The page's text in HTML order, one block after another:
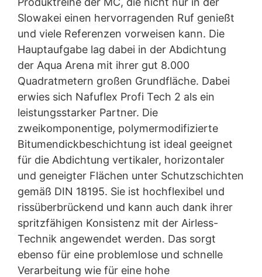
Slowakei einen hervorragenden Ruf genießt
und viele Referenzen vorweisen kann. Die
Hauptaufgabe lag dabei in der Abdichtung
der Aqua Arena mit ihrer gut 8.000
Quadratmetern großen Grundfläche. Dabei
erwies sich Nafuflex Profi Tech 2 als ein
leistungsstarker Partner. Die
zweikomponentige, polymermodifizierte
Bitumendickbeschichtung ist ideal geeignet
für die Abdichtung vertikaler, horizontaler
und geneigter Flächen unter Schutzschichten
gemäß DIN 18195. Sie ist hochflexibel und
rissüberbrückend und kann auch dank ihrer
spritzfähigen Konsistenz mit der Airless-
Technik angewendet werden. Das sorgt
ebenso für eine problemlose und schnelle
Verarbeitung wie für eine hohe